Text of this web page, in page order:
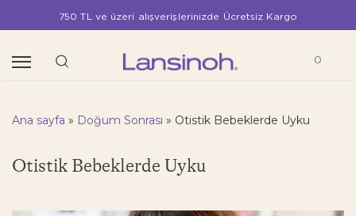
750 TL ve üzeri alışverişlerinizde Ücretsiz Kargo
0
Ana sayfa » Doğum Sonrası » Otistik Bebeklerde Uyku
Otistik Bebeklerde Uyku